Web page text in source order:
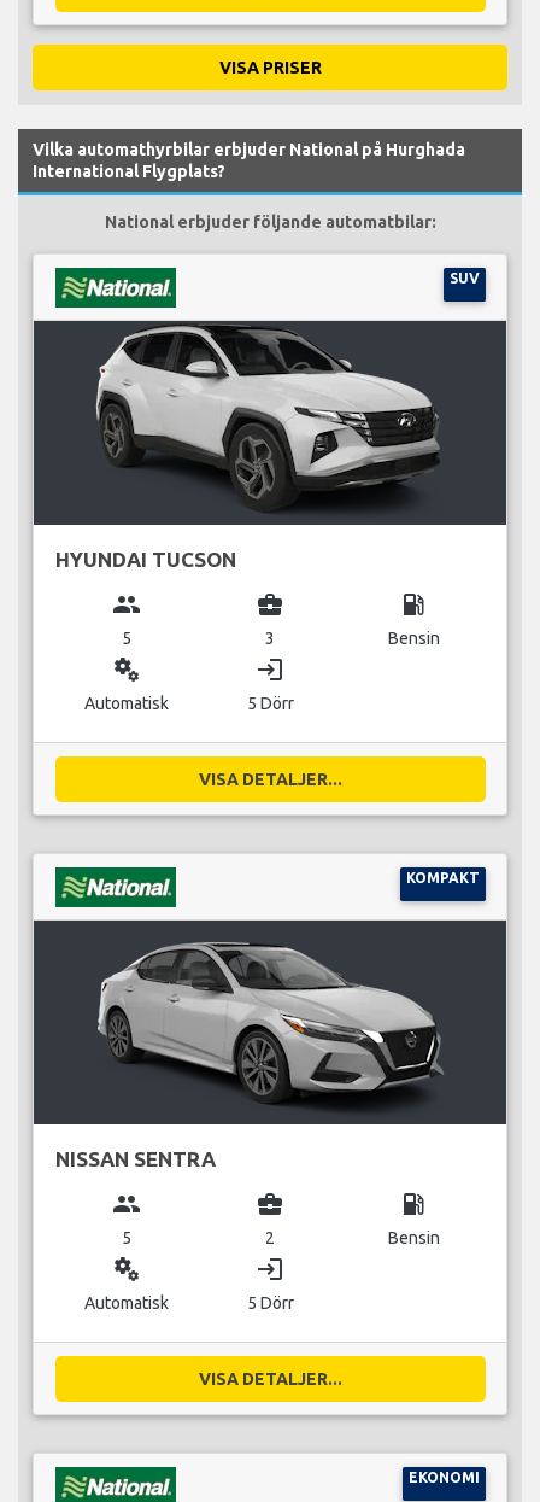
VISA PRISER
Vilka automathyrbilar erbjuder National på Hurghada
International Flygplats?
National erbjuder följande automatbilar:
SUV
HYUNDAI TUCSON
group
5
business_center
3
local_gas_station
Bensin
miscellaneous_services
Automatisk
login
5 Dörr
VISA DETALJER...
KOMPAKT
NISSAN SENTRA
group
5
business_center
2
local_gas_station
Bensin
miscellaneous_services
Automatisk
login
5 Dörr
VISA DETALJER...
EKONOMI